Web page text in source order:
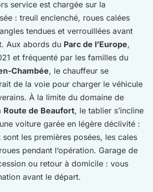
service est chargée sur la
: treuil enclenché, roues calées
tendues et verrouillées avant
Aux abords du Parc de l’Europe,
et fréquenté par les familles du
Chambée, le chauffeur se
de la voie pour charger le véhicule
À la limite du domaine de
Route de Beaufort, le tablier s’incline
voiture garée en légère déclivité :
sont les premières posées, les cales
pendant l’opération. Garage de
ou retour à domicile : vous
avant le départ.